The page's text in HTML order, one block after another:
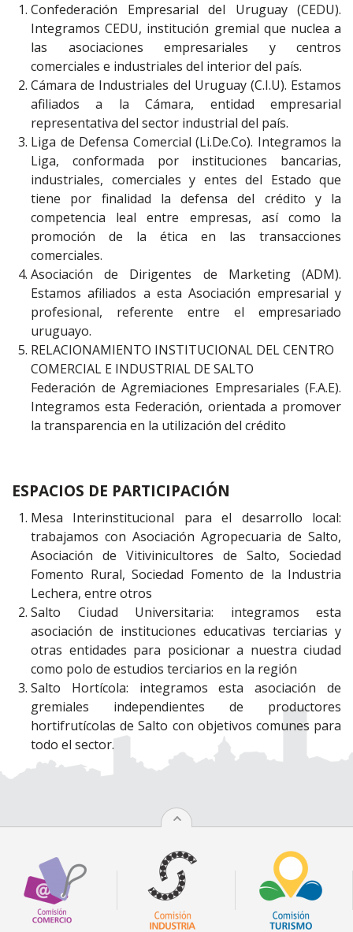
Confederación Empresarial del Uruguay (CEDU).
Integramos CEDU, institución gremial que nuclea a
las asociaciones empresariales y centros
comerciales e industriales del interior del país.
Cámara de Industriales del Uruguay (C.I.U). Estamos
afiliados a la Cámara, entidad empresarial
representativa del sector industrial del país.
Liga de Defensa Comercial (Li.De.Co). Integramos la
Liga, conformada por instituciones bancarias,
industriales, comerciales y entes del Estado que
tiene por finalidad la defensa del crédito y la
competencia leal entre empresas, así como la
promoción de la ética en las transacciones
comerciales.
Asociación de Dirigentes de Marketing (ADM).
Estamos afiliados a esta Asociación empresarial y
profesional, referente entre el empresariado
uruguayo.
RELACIONAMIENTO INSTITUCIONAL DEL CENTRO
COMERCIAL E INDUSTRIAL DE SALTO
Federación de Agremiaciones Empresariales (F.A.E).
Integramos esta Federación, orientada a promover
la transparencia en la utilización del crédito
ESPACIOS DE PARTICIPACIÓN
Mesa Interinstitucional para el desarrollo local:
trabajamos con Asociación Agropecuaria de Salto,
Asociación de Vitivinicultores de Salto, Sociedad
Fomento Rural, Sociedad Fomento de la Industria
Lechera, entre otros
Salto Ciudad Universitaria: integramos esta
asociación de instituciones educativas terciarias y
otras entidades para posicionar a nuestra ciudad
como polo de estudios terciarios en la región
Salto Hortícola: integramos esta asociación de
gremiales independientes de productores
hortifrutícolas de Salto con objetivos comunes para
todo el sector.